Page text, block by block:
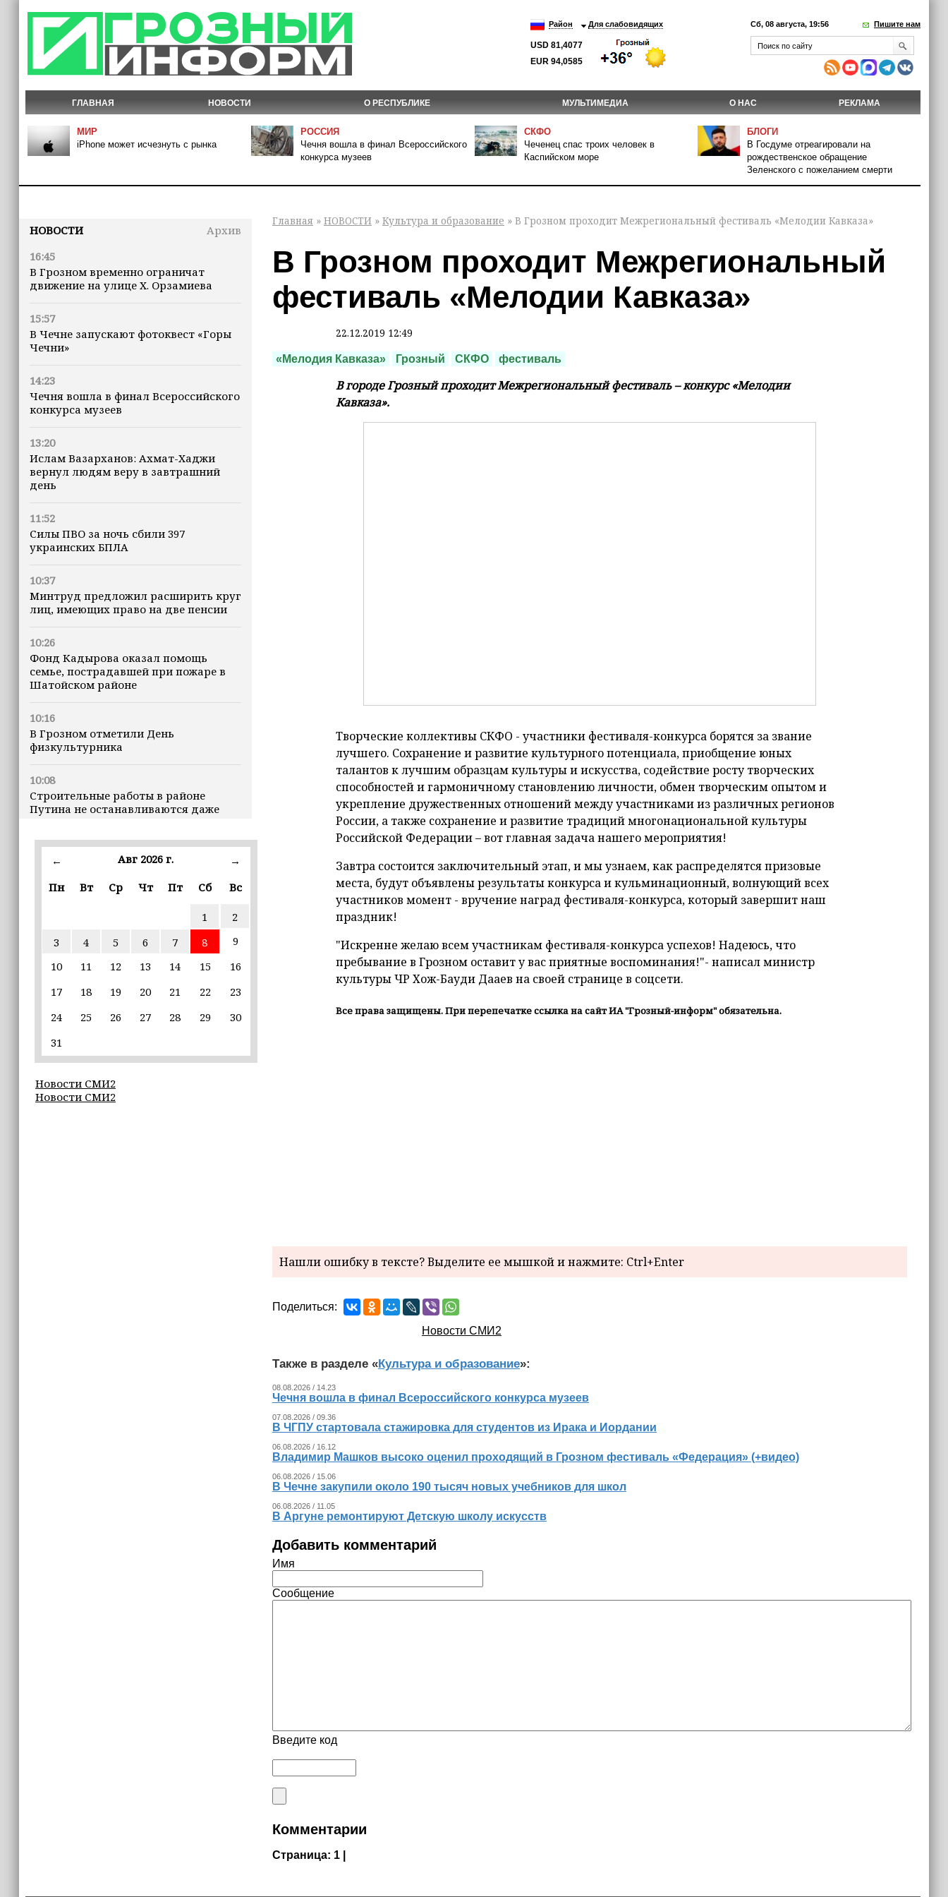
Район Для слабовидящих
USD 81,4077
EUR 94,0585
Сб, 08 августа, 19:56 Пишите нам
ГЛАВНАЯ НОВОСТИ О РЕСПУБЛИКЕ МУЛЬТИМЕДИА О НАС РЕКЛАМА
МИР
iPhone может исчезнуть с рынка
РОССИЯ
Чечня вошла в финал Всероссийского
конкурса музеев
СКФО
Чеченец спас троих человек в
Каспийском море
БЛОГИ
В Госдуме отреагировали на
рождественское обращение
Зеленского с пожеланием смерти
НОВОСТИ
Архив
16:45
В Грозном временно ограничат
движение на улице Х. Орзамиева
15:57
В Чечне запускают фотоквест «Горы
Чечни»
14:23
Чечня вошла в финал Всероссийского
конкурса музеев
13:20
Ислам Вазарханов: Ахмат-Хаджи
вернул людям веру в завтрашний
день
11:52
Силы ПВО за ночь сбили 397
украинских БПЛА
10:37
Минтруд предложил расширить круг
лиц, имеющих право на две пенсии
10:26
Фонд Кадырова оказал помощь
семье, пострадавшей при пожаре в
Шатойском районе
10:16
В Грозном отметили День
физкультурника
10:08
Строительные работы в районе
Путина не останавливаются даже
марта
В пяти школах столицы обновляют
инфраструктуру по госпрограмме
Силы ПВО сбили 75 БПЛА над
сутки
20:09
19:37
← Авг 2026 г.
→
Пн
Вт Ср Чт Пт Сб Вс
1
2
3
4 5 6 7 8
9
10
11 12 13 14 15
16
17
18 19 20 21 22
23
24
25 26 27 28 29
30
31
Новости СМИ2
Новости СМИ2
Главная » НОВОСТИ » Культура и образование » В Грозном проходит Межрегиональный фестиваль «Мелодии Кавказа»
В Грозном проходит Межрегиональный
фестиваль «Мелодии Кавказа»
22.12.2019 12:49
«Мелодия Кавказа» Грозный СКФО фестиваль
В городе Грозный проходит Межрегиональный фестиваль – конкурс «Мелодии
Кавказа».
Творческие коллективы СКФО - участники фестиваля-конкурса борятся за звание
лучшего. Сохранение и развитие культурного потенциала, приобщение юных
талантов к лучшим образцам культуры и искусства, содействие росту творческих
способностей и гармоничному становлению личности, обмен творческим опытом и
укрепление дружественных отношений между участниками из различных регионов
России, а также сохранение и развитие традиций многонациональной культуры
Российской Федерации – вот главная задача нашего мероприятия!
Завтра состоится заключительный этап, и мы узнаем, как распределятся призовые
места, будут объявлены результаты конкурса и кульминационный, волнующий всех
участников момент - вручение наград фестиваля-конкурса, который завершит наш
праздник!
"Искренне желаю всем участникам фестиваля-конкурса успехов! Надеюсь, что
пребывание в Грозном оставит у вас приятные воспоминания!"- написал министр
культуры ЧР Хож-Бауди Дааев на своей странице в соцсети.
Все права защищены. При перепечатке ссылка на сайт ИА "Грозный-информ" обязательна.
Нашли ошибку в тексте? Выделите ее мышкой и нажмите: Ctrl+Enter
Поделиться:
Новости СМИ2
Также в разделе «Культура и образование»:
08.08.2026 / 14.23
Чечня вошла в финал Всероссийского конкурса музеев
07.08.2026 / 09.36
В ЧГПУ стартовала стажировка для студентов из Ирака и Иордании
06.08.2026 / 16.12
Владимир Машков высоко оценил проходящий в Грозном фестиваль «Федерация» (+видео)
06.08.2026 / 15.06
В Чечне закупили около 190 тысяч новых учебников для школ
06.08.2026 / 11.05
В Аргуне ремонтируют Детскую школу искусств
Добавить комментарий
Имя
Сообщение
Введите код
Комментарии
Страница: 1 |